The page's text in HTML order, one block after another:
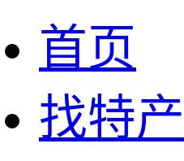
首页
找特产